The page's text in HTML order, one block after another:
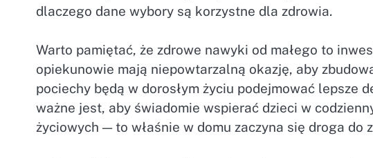
dlaczego dane wybory są korzystne dla zdrowia.
Warto pamiętać, że zdrowe nawyki od małego to
opiekunowie mają niepowtarzalną okazję, aby
pociechy będą w dorosłym życiu podejmować lepsze
ważne jest, aby świadomie wspierać dzieci w
życiowych — to właśnie w domu zaczyna się droga do